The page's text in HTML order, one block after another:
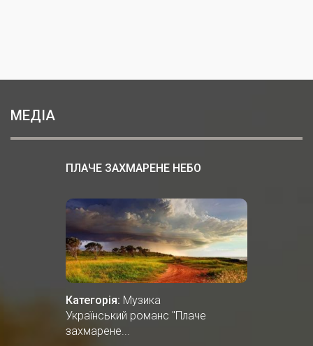
МЕДІА
ПЛАЧЕ ЗАХМАРЕНЕ НЕБО
Категорія: Музика
Український романс "Плаче
захмарене...